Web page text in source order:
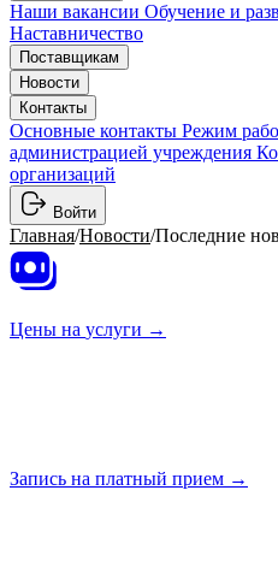
Наши вакансии Обучение и
Наставничество
Поставщикам
Новости
Контакты
Основные контакты Режим
администрацией учреждения
организаций
Войти
Главная/Новости/Последние
Цены на услуги →
Запись на платный прием →